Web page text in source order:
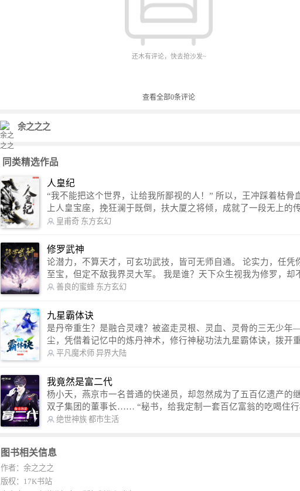
还木有评论，快去抢沙发~
查看全部0条评论
余之之之
同类精选作品
人皇纪
“我不能把这个世界，让给我所鄙视的人！” 所以，王冲踩着枯骨血海，踏
上人皇宝座，挽狂澜于既倒，扶大厦之将倾，成就了一段无上的传
信公众号：皇甫奇 （微信号：huangfuqi1985） 新浪微博：皇甫奇（地址：
皇甫奇 东方玄幻
修罗武神
论潜力，不算天才，可玄功武技，皆可无师自通。 论实力，任凭你有万千
至宝，但定不敌我界灵大军。 我是谁？天下众生视我为修罗，却不知，我
以修罗成武神。 （想看修罗武神番外，请关注蜜蜂微信公众号：善良的蜜
善良的蜜蜂 东方玄幻
九星霸体诀
是丹帝重生？是融合灵魂？被盗走灵根、灵血、灵骨的三无少
尘，凭借着记忆中的炼丹神术，修行神秘功法九星霸体诀，拨开
雾，解开惊天之局。 手掌天地乾坤，脚踏日月星辰，勾搭各色美女，
哭。 本故事纯属虚构，如有雷同，那就是真事儿，想要对号入座，抓
紧时间进群：487963015 微信公众号：平凡魔术师,或者搜索：
ushi1982,公众号上有问必答，福利多多！
平凡魔术师 异界大陆
我竟然是富二代
杨小天，燕京市一名普通的快递员，却忽然成为了五百亿遗产的
双子集团的董事长…… “秘书，给我定制一套百亿富翁的吃喝住行标准！”
“好的，杨总。” “你晚上在我的床上安排五个嫩模是怎么回事？” “回杨总，
办不到的。
绝世神族 都市生活
图书相关信息
作者：余之之之
版权：17K书站